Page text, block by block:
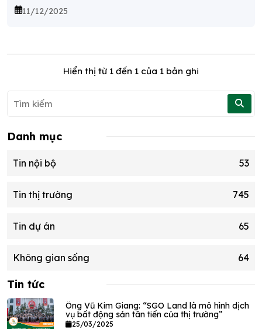
11/12/2025
Hiển thị từ 1 đến 1 của 1 bản ghi
Danh mục
Tin nội bộ 53
Tin thị trường 745
Tin dự án 65
Không gian sống 64
Tin tức
Ông Vũ Kim Giang: “SGO Land là mô hình dịch
vụ bất động sản tân tiến của thị trường”
25/03/2025